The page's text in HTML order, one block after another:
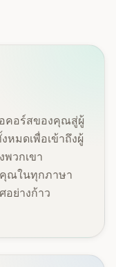
คอร์สของคุณสู่ผู้
มดเพื่อเข้าถึงผู้
วกเขา
คุณในทุกภาษา
อย่างก้าว